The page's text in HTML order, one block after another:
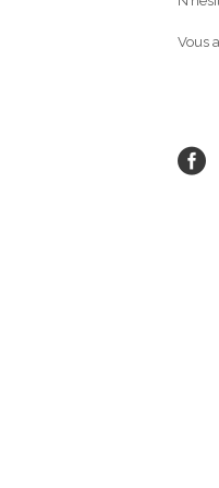
Vous